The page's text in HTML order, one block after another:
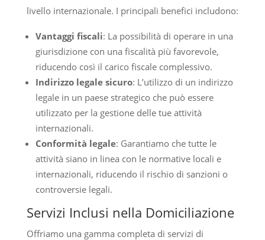
livello internazionale. I principali benefici includono:
Vantaggi fiscali: La possibilità di operare in una
giurisdizione con una fiscalità più favorevole,
riducendo così il carico fiscale complessivo.
Indirizzo legale sicuro: L’utilizzo di un indirizzo
legale in un paese strategico che può essere
utilizzato per la gestione delle tue attività
internazionali.
Conformità legale: Garantiamo che tutte le
attività siano in linea con le normative locali e
internazionali, riducendo il rischio di sanzioni o
controversie legali.
Servizi Inclusi nella Domiciliazione
Offriamo una gamma completa di servizi di